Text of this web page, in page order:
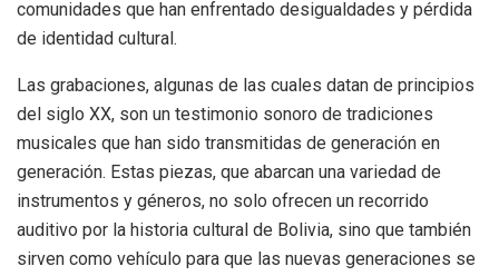
comunidades que han enfrentado desigualdades y pérdida
de identidad cultural.
Las grabaciones, algunas de las cuales datan de principios
del siglo XX, son un testimonio sonoro de tradiciones
musicales que han sido transmitidas de generación en
generación. Estas piezas, que abarcan una variedad de
instrumentos y géneros, no solo ofrecen un recorrido
auditivo por la historia cultural de Bolivia, sino que también
sirven como vehículo para que las nuevas generaciones se